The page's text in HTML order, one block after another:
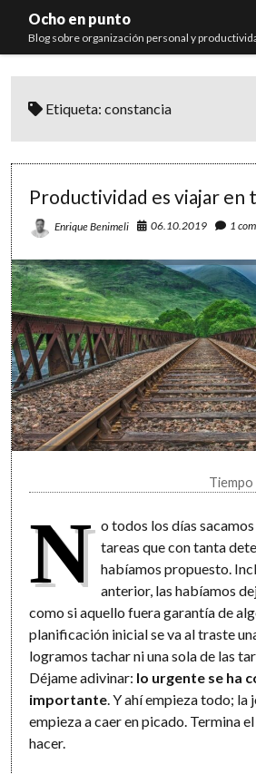
Ocho en punto
Blog sobre organización personal y
Libros
Etiqueta:constancia
Productividad es viajar en
Enrique Benimeli 06.10.2019 1
N o todos los días
tareas que con tanta
habíamos propuesto.
anterior, las habíamos
como si aquello fuera garantía de
planificación inicial se va al traste
logramos tachar ni una sola de las
Déjame adivinar: lo urgente se ha
importante . Y ahí empieza todo;
empieza a caer en picado. Termina
hacer.